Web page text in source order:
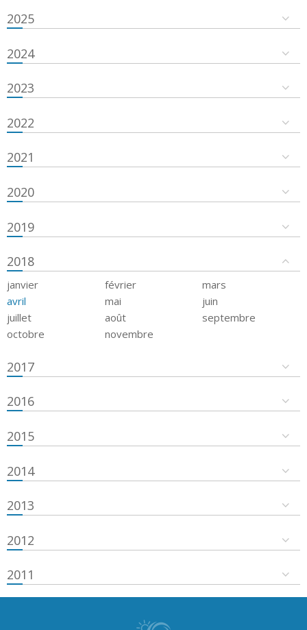
2025
2024
2023
2022
2021
2020
2019
2018
janvier février
mars
avril
mai
juin
juillet
août
septembre
octobre
novembre
2017
2016
2015
2014
2013
2012
2011